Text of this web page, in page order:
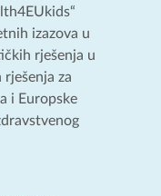
izazova u
rješenja u
za
i Europske